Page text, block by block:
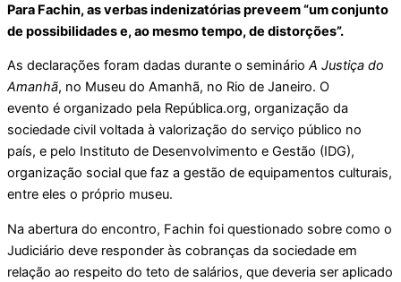
Para Fachin, as verbas indenizatórias preveem “um conjunto
de possibilidades e, ao mesmo tempo, de distorções”.
As declarações foram dadas durante o seminário A Justiça do
Amanhã, no Museu do Amanhã, no Rio de Janeiro. O
evento é organizado pela República.org, organização da
sociedade civil voltada à valorização do serviço público no
país, e pelo Instituto de Desenvolvimento e Gestão (IDG),
organização social que faz a gestão de equipamentos culturais,
entre eles o próprio museu.
Na abertura do encontro, Fachin foi questionado sobre como o
Judiciário deve responder às cobranças da sociedade em
relação ao respeito do teto de salários, que deveria ser aplicado